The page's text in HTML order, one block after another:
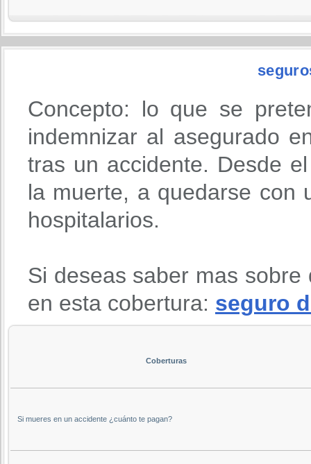
Concepto: lo que se
indemnizar al asegurado
tras un accidente. Desde
la muerte, a quedarse con
hospitalarios.
Si deseas saber mas
en esta cobertura: seguro
Coberturas
Si mueres en un accidente ¿cuánto te pagan?